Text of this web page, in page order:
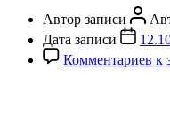
Автор записи
Дата записи
Комментариев к